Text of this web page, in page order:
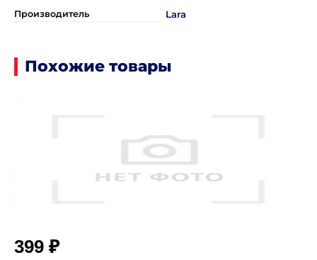
Производитель Lara
Похожие товары
399 ₽